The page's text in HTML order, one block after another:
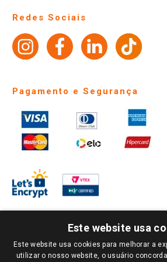
Perguntas frequentes
Identidade Visual
Redes Sociais
Pagamento e Segurança
PARA VER OS PREÇOS DA SUA REGIÃO, FAÇA
SUA PREFERÊNCIA. SOMENTE APÓS O LOGIN, OS
Este website usa
Este website usa cookies para melhorar a
utilizar o nosso website, o usuário